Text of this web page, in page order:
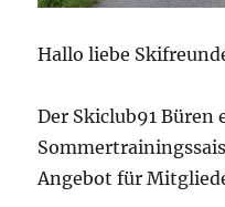
Hallo liebe
Der Skiclub91 Büren
Angebot für